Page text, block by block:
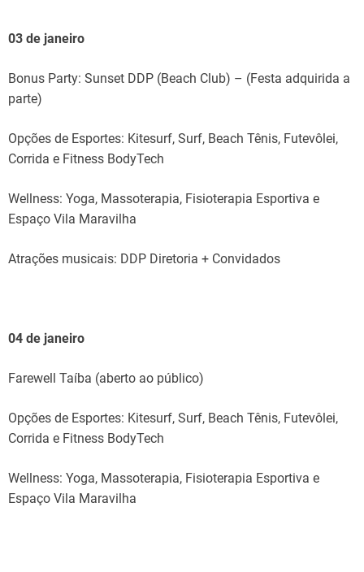
03 de janeiro
Bonus Party: Sunset DDP (Beach Club) – (Festa adquirida a
parte)
Opções de Esportes: Kitesurf, Surf, Beach Tênis, Futevôlei,
Corrida e Fitness BodyTech
Wellness: Yoga, Massoterapia, Fisioterapia Esportiva e
Espaço Vila Maravilha
Atrações musicais: DDP Diretoria + Convidados
04 de janeiro
Farewell Taíba (aberto ao público)
Opções de Esportes: Kitesurf, Surf, Beach Tênis, Futevôlei,
Corrida e Fitness BodyTech
Wellness: Yoga, Massoterapia, Fisioterapia Esportiva e
Espaço Vila Maravilha